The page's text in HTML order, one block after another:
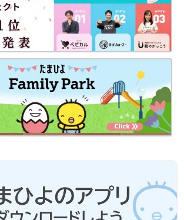
どういう状態で生まれてくるかわからないと
ので、私としては、退院してもし急に生まれ
怖いことしか考えられませんでした。なの
どもう少し入院させてくださいとお願いし、
になったんですが…。
胎動がなくなってしまったんです。その日の
ンストレステスト）の機械で診ているときに
い。赤ちゃんが寝ているだけかもしれないか
見になったのですが、午後にも胎動がなく
ても、エコー検査で見ても動いている様子が
可能性があります。赤ちゃんの体は小さいけ
出来上がっているので、外に出しても生きて
ら治療してあげたほうがいいと思う』と言わ